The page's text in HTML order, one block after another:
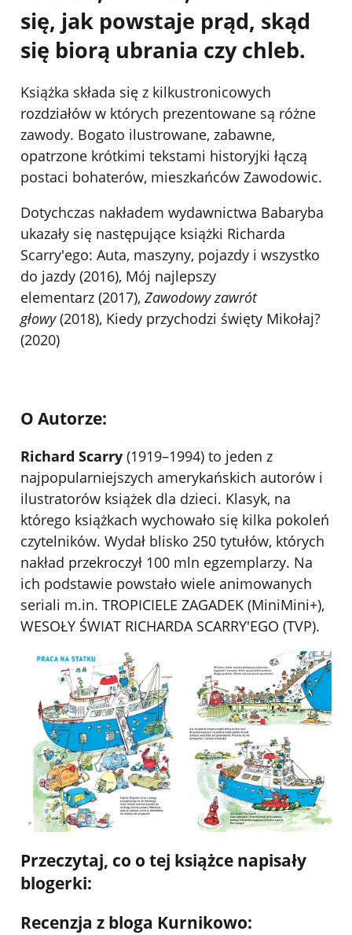
się, jak powstaje prąd, skąd
się biorą ubrania czy chleb.
Książka składa się z kilkustronicowych
rozdziałów w których prezentowane są różne
zawody. Bogato ilustrowane, zabawne,
opatrzone krótkimi tekstami historyjki łączą
postaci bohaterów, mieszkańców Zawodowic.
Dotychczas nakładem wydawnictwa Babaryba
ukazały się następujące książki Richarda
Scarry'ego: Auta, maszyny, pojazdy i wszystko
do jazdy (2016), Mój najlepszy
elementarz (2017), Zawodowy zawrót
głowy(2018), Kiedy przychodzi święty Mikołaj?
(2020)
O Autorze:
Richard Scarry (1919–1994) to jeden z
najpopularniejszych amerykańskich autorów i
ilustratorów książek dla dzieci. Klasyk, na
którego książkach wychowało się kilka pokoleń
czytelników. Wydał blisko 250 tytułów, których
nakład przekroczył 100 mln egzemplarzy. Na
ich podstawie powstało wiele animowanych
seriali m.in. TROPICIELE ZAGADEK (MiniMini+),
WESOŁY ŚWIAT RICHARDA SCARRY'EGO (TVP).
Przeczytaj, co o tej książce napisały
blogerki:
Recenzja z bloga Kurnikowo: